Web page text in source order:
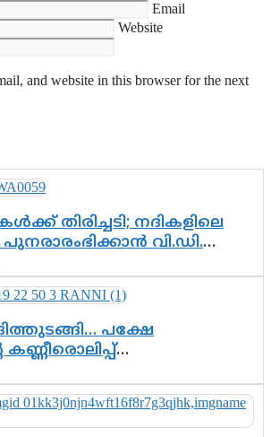
Email
Website
and website in this browser for the next
തിരിച്ചടി; നദികളിലെ
വി.ഡി.
പക്ഷേ